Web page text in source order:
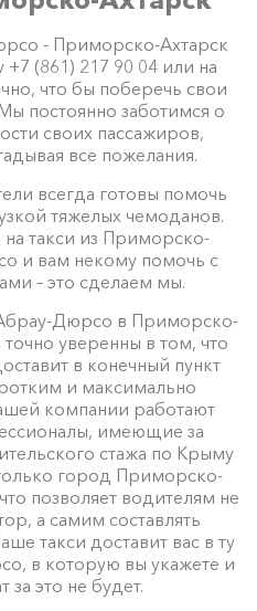
- Приморско-Ахтарск
(861) 217 90 04 или на
что бы поберечь свои
постоянно заботимся о
своих пассажиров,
все пожелания.
всегда готовы помочь
тяжелых чемоданов.
такси из Приморско-
и вам некому помочь с
– это сделаем мы.
Дюрсо в Приморско-
уверенны в том, что
в конечный пункт
и максимально
компании работают
имеющие за
стажа по Крыму
город Приморско-
позволяет водителям не
а самим составлять
такси доставит вас в ту
в которую вы укажете и
за это не будет.